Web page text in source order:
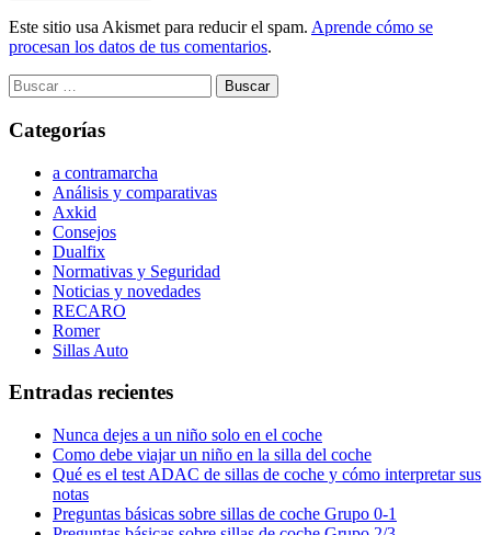
Este sitio usa Akismet para reducir el spam. Aprende cómo se
procesan los datos de tus comentarios.
Categorías
a contramarcha
Análisis y comparativas
Axkid
Consejos
Dualfix
Normativas y Seguridad
Noticias y novedades
RECARO
Romer
Sillas Auto
Entradas recientes
Nunca dejes a un niño solo en el coche
Como debe viajar un niño en la silla del coche
Qué es el test ADAC de sillas de coche y cómo interpretar sus
notas
Preguntas básicas sobre sillas de coche Grupo 0-1